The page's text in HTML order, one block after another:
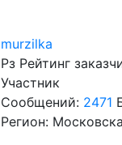
murzilka
Рз Рейтинг
Участник
Сообщений: 2471
Регион: